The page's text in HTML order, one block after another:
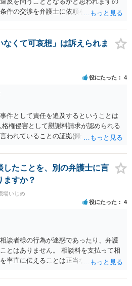
件の交渉を弁護士に依頼をされた方が
ため精神的な負担も軽くなるでしょ
なくて可哀想」は訴えられま
役にたった 4
件として責任を追及するということは
権侵害として慰謝料請求が認められる
われていることの証拠(録音等)が必要と
したことを、別の弁護士に言
ますか？
場いじめ
役にたった 4
談者様の行為が迷惑であったり、弁護
とはありません。 相談料を支払って相
率直に伝えることは正当な行為です。
る案件は、法的・実務的にハードルが